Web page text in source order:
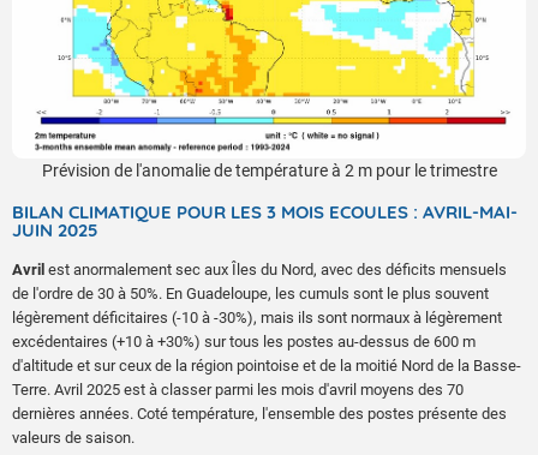
Prévision de l'anomalie de température à 2 m pour le trimestre
BILAN CLIMATIQUE POUR LES 3 MOIS ECOULES : AVRIL-MAI-
JUIN 2025
Avril est anormalement sec aux Îles du Nord, avec des déficits mensuels
de l'ordre de 30 à 50%. En Guadeloupe, les cumuls sont le plus souvent
légèrement déficitaires (-10 à -30%), mais ils sont normaux à légèrement
excédentaires (+10 à +30%) sur tous les postes au-dessus de 600 m
d'altitude et sur ceux de la région pointoise et de la moitié Nord de la Basse-
Terre. Avril 2025 est à classer parmi les mois d'avril moyens des 70
dernières années. Coté température, l'ensemble des postes présente des
valeurs de saison.